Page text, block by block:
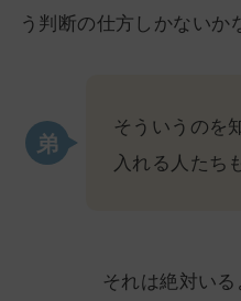
う判断の仕方しかないか
そういうのを
入れる人たち
それは絶対い